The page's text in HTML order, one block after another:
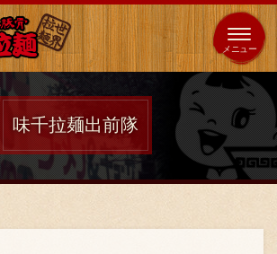
海外 653 店 64 店
ホーム
味千拉麺出前隊